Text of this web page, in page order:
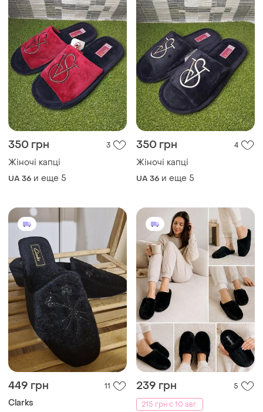
350 грн 3
Жіночі капці
UA 36 и еще 5
350 грн 4
Жіночі капці
UA 36 и еще 5
449 грн 11
Clarks
239 грн
5
215 грн с 10 авг.